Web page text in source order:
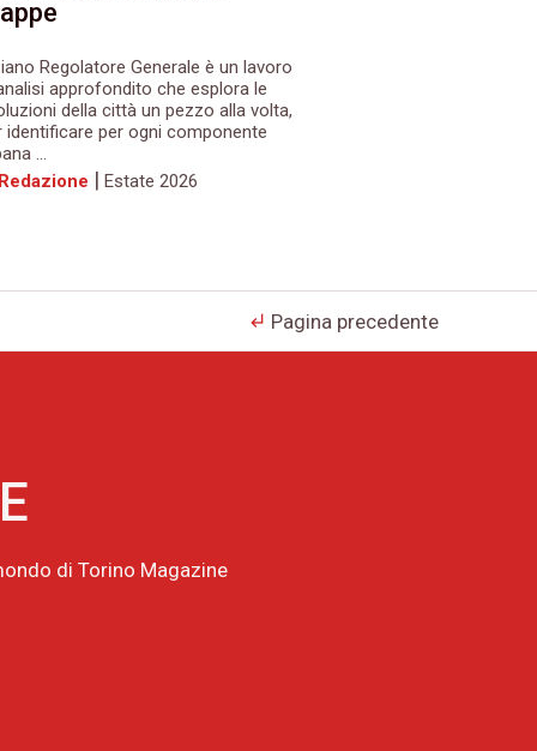
Regolatore Generale è un lavoro
approfondito che esplora le
della città un pezzo alla volta,
identificare per ogni componente
...
| Estate 2026
subdirectory_arrow_left Pagina precedente
di Torino Magazine